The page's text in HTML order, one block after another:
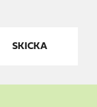
SKICKA